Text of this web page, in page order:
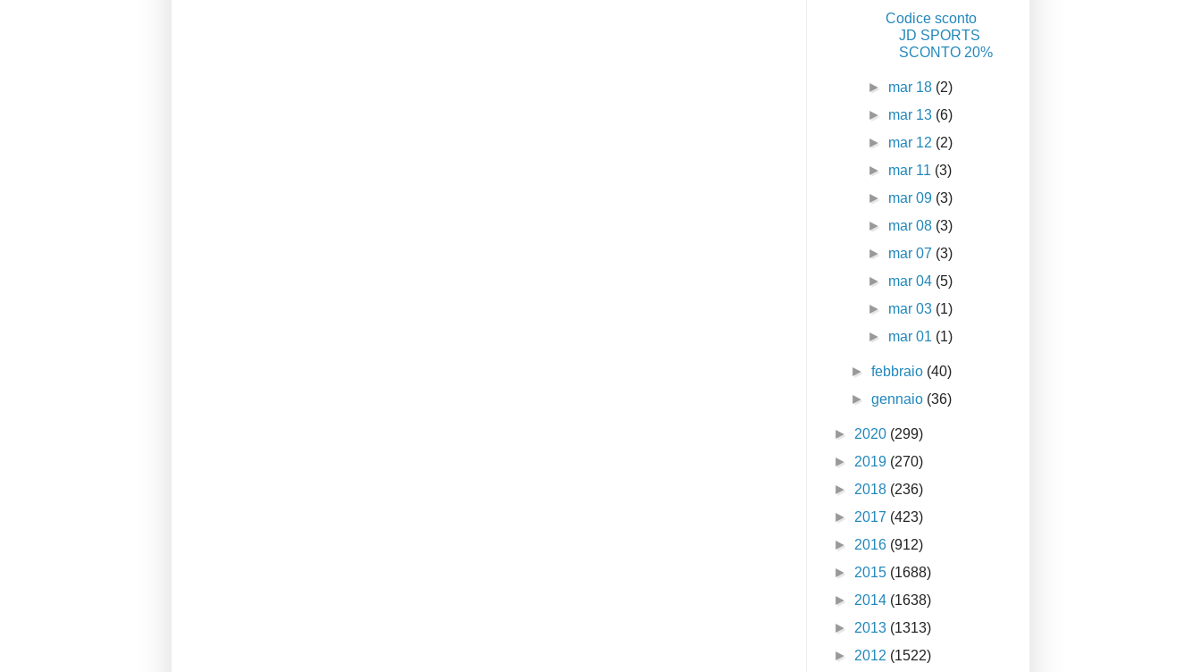
Codice sconto
JD SPORTS
SCONTO 20%
► mar 18 (2)
► mar 13 (6)
► mar 12 (2)
► mar 11 (3)
► mar 09 (3)
► mar 08 (3)
► mar 07 (3)
► mar 04 (5)
► mar 03 (1)
► mar 01 (1)
►febbraio (40)
►gennaio (36)
► 2020 (299)
► 2019 (270)
► 2018 (236)
► 2017 (423)
► 2016 (912)
► 2015 (1688)
► 2014 (1638)
► 2013 (1313)
► 2012 (1522)